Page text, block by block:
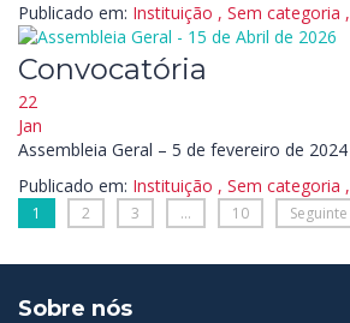
Publicado em: Instituição , Sem categoria ,
Convocatória
22
Jan
Assembleia Geral – 5 de fevereiro de 2024
Publicado em: Instituição , Sem categoria ,
1 2 3 … 10 Seguinte
Sobre nós